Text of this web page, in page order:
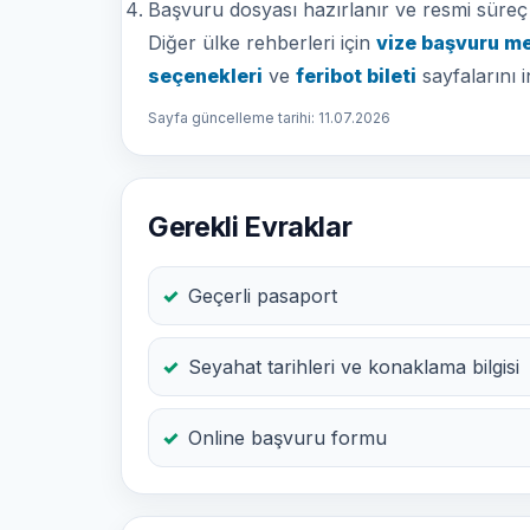
Başvuru dosyası hazırlanır ve resmi
Diğer ülke rehberleri için vize başvuru
seçenekleri ve feribot bileti sayfalarını
Sayfa güncelleme tarihi: 11.07.2026
Gerekli Evraklar
Geçerli pasaport
Seyahat tarihleri ve konaklama bilgisi
Online başvuru formu